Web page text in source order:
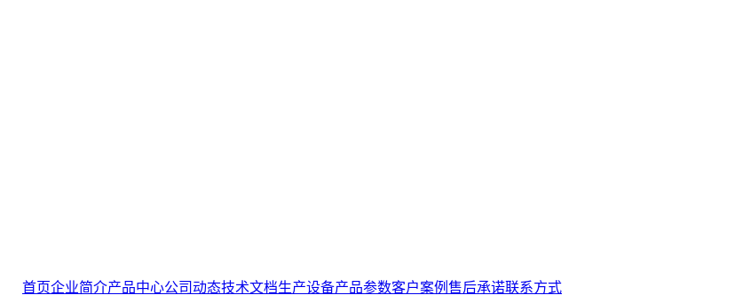
首页企业简介产品中心公司动态技术文档生产设备产品参数客户案例 售后承诺联系方式